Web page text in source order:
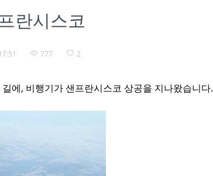
란시스코
777 2
에, 비행기가 샌프란시스코 상공을 지나왔습니다.